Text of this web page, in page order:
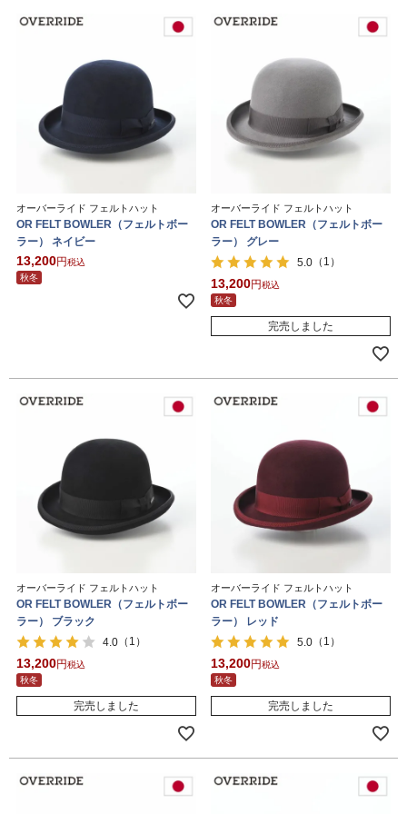
オーバーライド フェルトハット
OR FELT BOWLER（フェルトボー
ラー） ネイビー
13,200
税込
秋冬
オーバーライド フェルトハット
OR FELT BOWLER（フェルトボー
ラー） グレー
5.0 （1）
13,200
税込
秋冬
完売しました
オーバーライド フェルトハット
OR FELT BOWLER（フェルトボー
ラー） ブラック
4.0 （1）
13,200
税込
秋冬
完売しました
オーバーライド フェルトハット
OR FELT BOWLER（フェルトボー
ラー） レッド
5.0 （1）
13,200
税込
秋冬
完売しました